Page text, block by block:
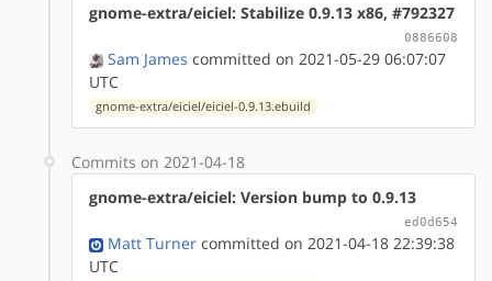
gnome-extra/eiciel: Stabilize 0.9.13 x86, #792327
0886608
Sam James committed on 2021-05-29 06:07:07
UTC
gnome-extra/eiciel/eiciel-0.9.13.ebuild
Commits on 2021-04-18
gnome-extra/eiciel: Version bump to 0.9.13
ed0d654
Matt Turner committed on 2021-04-18 22:39:38
UTC